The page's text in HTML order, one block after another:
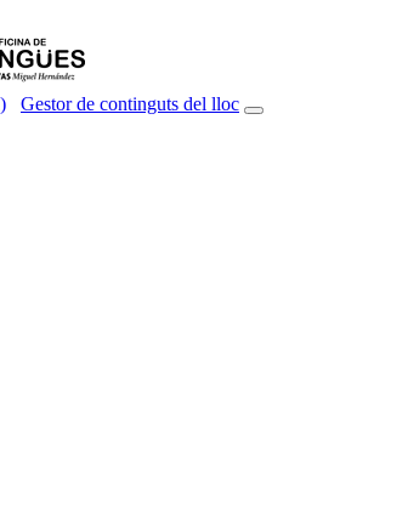
Gestor de continguts del lloc